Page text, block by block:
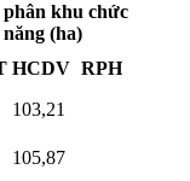
phân khu chức
năng (ha)
HCDV RPH
103,21
105,87